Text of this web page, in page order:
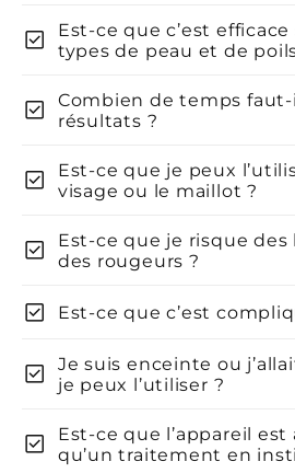
check_box
Est-ce que c’est
types de peau et de
check_box
Combien de temps
résultats ?
check_box
Est-ce que je peux
visage ou le maillot ?
check_box
Est-ce que je risque des
des rougeurs ?
check_box Est-ce que c’est
check_box
Je suis enceinte ou
je peux l’utiliser ?
check_box
Est-ce que l’appareil est
qu’un traitement en